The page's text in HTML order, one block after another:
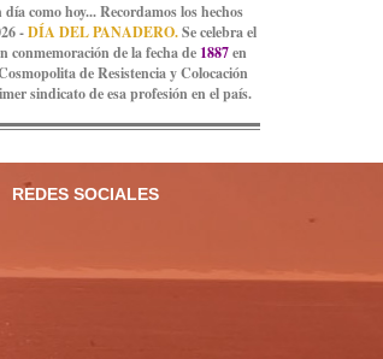
día como hoy... Recordamos los hechos
-DÍA DEL PANADERO.Se celebra el
conmemoración de la fecha de 1887en
de Resistencia y Colocación
sindicato de esa profesión en el país.
REDES SOCIALES